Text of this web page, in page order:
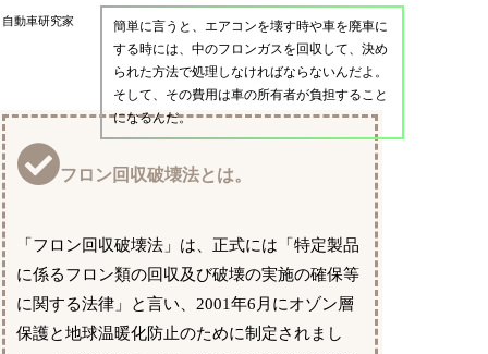
自動車研究家
簡単に言うと、エアコンを壊す時や車を廃車に
する時には、中のフロンガスを回収して、決め
られた方法で処理しなければならないんだよ。
そして、その費用は車の所有者が負担すること
になるんだ。
フロン回収破壊法とは。
「フロン回収破壊法」は、正式には「特定製品
に係るフロン類の回収及び破壊の実施の確保等
に関する法律」と言い、2001年6月にオゾン層
保護と地球温暖化防止のために制定されまし